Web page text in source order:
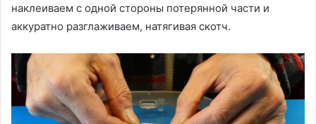
наклеиваем с одной стороны потерянной части и
аккуратно разглаживаем, натягивая скотч.